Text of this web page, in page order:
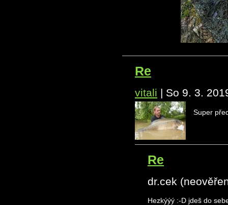
Re
vitali | So 9. 3.
Super
Re
dr.cek
Hezkýýý :-D jdeš do